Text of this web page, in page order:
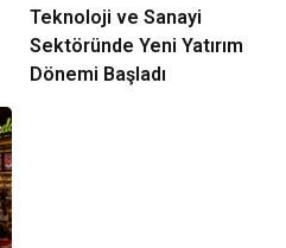
Teknoloji ve Sanayi
Sektöründe Yeni Yatırım
Dönemi Başladı